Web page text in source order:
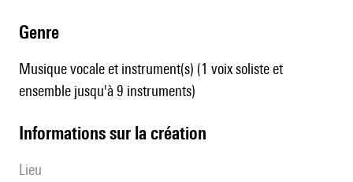
genre
Musique vocale et instrument(s) (1 voix soliste et
ensemble jusqu'à 9 instruments)
informations sur la création
lieu